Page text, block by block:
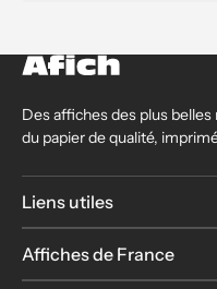
Des affiches des plus
du papier de qualité,
Liens utiles
Affiches de France